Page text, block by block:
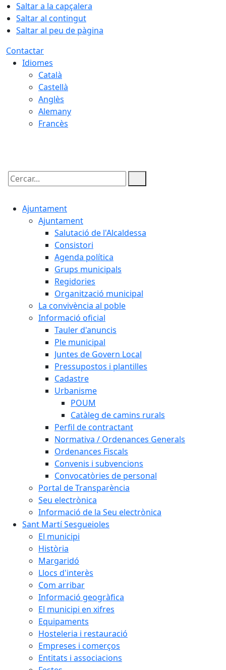
Saltar a la capçalera
Saltar al contingut
Saltar al peu de pàgina
Contactar
Idiomes
Català
Castellà
Anglès
Alemany
Francès
Cercar:
Ajuntament
Ajuntament
Salutació de l'Alcaldessa
Consistori
Agenda política
Grups municipals
Regidories
Organització municipal
La convivència al poble
Informació oficial
Tauler d'anuncis
Ple municipal
Juntes de Govern Local
Pressupostos i plantilles
Cadastre
Urbanisme
POUM
Catàleg de camins rurals
Perfil de contractant
Normativa / Ordenances Generals
Ordenances Fiscals
Convenis i subvencions
Convocatòries de personal
Portal de Transparència
Seu electrònica
Informació de la Seu electrònica
Sant Martí Sesgueioles
El municipi
Història
Margaridó
Llocs d'interès
Com arribar
Informació geogràfica
El municipi en xifres
Equipaments
Hosteleria i restauració
Empreses i comerços
Entitats i associacions